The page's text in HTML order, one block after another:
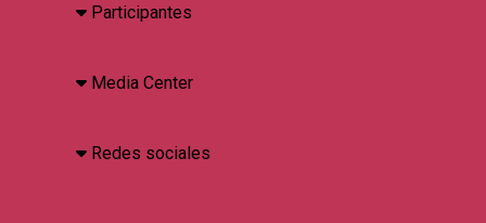
Participantes
Media Center
Redes sociales